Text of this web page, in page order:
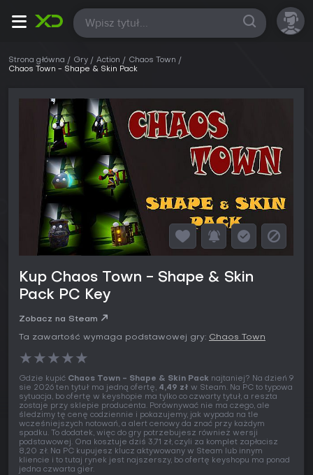
Wszystkie
Strona główna Gry Action
Chaos Town
Chaos Town - Shape & Skin Pack
Kup Chaos Town - Shape & Skin
Pack PC Key
Zobacz na Steam
Ta zawartość wymaga podstawowej gry: Chaos Town
★★★★★
Gdzie kupić Chaos Town - Shape & Skin Pack najtaniej? Na dzień 9
sie 2026 ten tytuł ma jedną ofertę, 4,49 zł w Steam. Na PC to typowa
sytuacja, bo ofertę w keyshopie ma tylko co czwarty tytuł, a reszta
zostaje przy sklepie producenta. Porównywać nie ma czego, ale
śledzimy tę cenę codziennie i pokazujemy, jak wypada na tle
wcześniejszych notowań, a alert cenowy da znać przy każdym
spadku. To dodatek, więc do gry potrzebujesz również wersji
podstawowej. Ona kosztuje dziś 3,71 zł, czyli za komplet zapłacisz
8,20 zł. Na PC kupujesz klucz aktywowany w Steam lub innym
kliencie i to tutaj rynek jest najszerszy, bo ofertę keyshopu ma ponad
jedna czwarta gier.